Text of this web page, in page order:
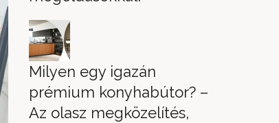
Milyen egy igazán
prémium konyhabútor? –
Az olasz megközelítés,